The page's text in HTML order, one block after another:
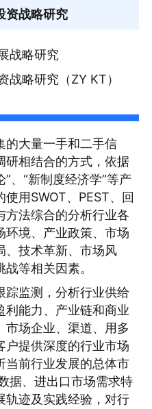
资战略研究
战略研究
战略研究（ZY KT）
的大量一手和二手信
研相结合的方式，依据
、“新制度经济学”等产
用SWOT、PEST、回
方法综合的分析行业各
环境、产业政策、市场
、技术革新、市场风
等相关因素。
踪监测，分析行业供给
利能力、产业链和商业
市场企业、渠道、用多
户提供深度的行业市场
当前行业发展的总体市
据、进出口市场需求特
轨迹及实践经验，对行